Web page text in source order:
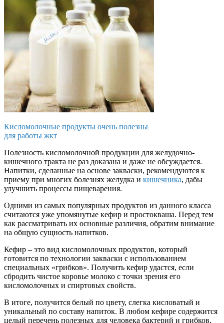
Кисломолочные продукты очень полезны
для работы жкт
Полезность кисломолочной продукции для желудочно-
кишечного тракта не раз доказана и даже не обсуждается.
Напитки, сделанные на основе закваски, рекомендуются к
приему при многих болезнях желудка и кишечника, дабы
улучшить процессы пищеварения.
Одними из самых популярных продуктов из данного класса
считаются уже упомянутые кефир и простокваша. Перед тем
как рассматривать их основные различия, обратим внимание
на общую сущность напитков.
Кефир – это вид кисломолочных продуктов, который
готовится по технологии закваски с использованием
специальных «грибков». Получить кефир удастся, если
сбродить чистое коровье молоко с точки зрения его
кисломолочных и спиртовых свойств.
В итоге, получится белый по цвету, слегка кисловатый и
уникальный по составу напиток. В любом кефире содержится
целый перечень полезных для человека бактерий и грибков,